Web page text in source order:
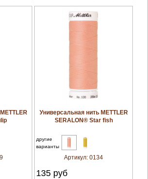
увеличить
Универсальная нить METTLER
SERALON® Star fish
другие
варианты
Артикул:0134
135 руб